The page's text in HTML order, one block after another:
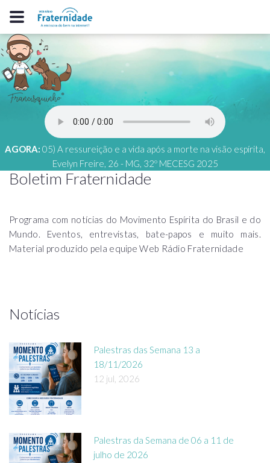
AGORA: 05) A ressureição e a vida após a morte na visão espírita,
Evelyn Freire, 26 - MG, 32º MECESG 2025
Boletim Fraternidade
Programa com notícias do Movimento Espírita do Brasil e do
Mundo. Eventos, entrevistas, bate-papos e muito mais.
Material produzido pela equipe Web Rádio Fraternidade
Notícias
Palestras das Semana 13 a
18/11/2026
12 jul, 2026
Palestras da Semana de 06 a 11 de
julho de 2026